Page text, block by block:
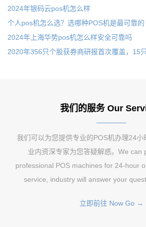
2024年银码云pos机怎么样
个人pos机怎么选？选哪种POS机是最可靠的
2024年上海华势pos机怎么样安全可靠吗
我们的服务 Our
我们可以为您提供专业的POS机办理24小
业内资深专家为您答疑解惑。We can
professional POS machines for 24-hour
service, industry will answer your
立即前往 Now Go →